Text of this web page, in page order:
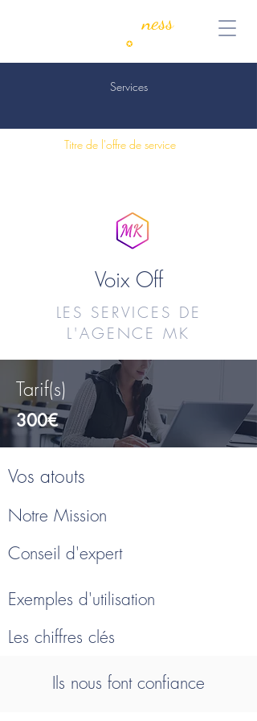
MyKeenness
✪
Services
Titre de l'offre de service
Voix Off
LES SERVICES DE
L'AGENCE MK
Tarif(s)
300€
Vos atouts
Notre Mission
Conseil d'expert
Exemples d'utilisation
Les chiffres clés
Ils nous font confiance